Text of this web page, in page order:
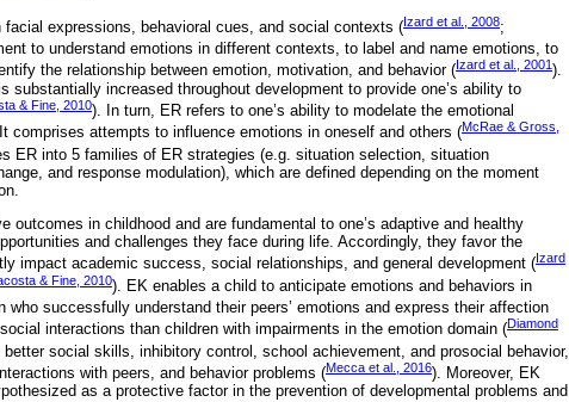
expressions, behavioral cues, and social contexts (Izard et al., 2008;
to understand emotions in different contexts, to label and name emotions, to
the relationship between emotion, motivation, and behavior ( Izard et al., 2001 ).
substantially increased throughout development to provide one’s ability to
& Fine, 2010). In turn, ER refers to one’s ability to modelate the emotional
comprises attempts to influence emotions in oneself and others (McRae & Gross,
ER into 5 families of ER strategies (e.g. situation selection, situation
and response modulation), which are defined depending on the moment
in childhood and are fundamental to one’s adaptive and healthy
and challenges they face during life. Accordingly, they favor the
impact academic success, social relationships, and general development (Izard
& Fine, 2010). EK enables a child to anticipate emotions and behaviors in
who successfully understand their peers’ emotions and express their affection
interactions than children with impairments in the emotion domain (Diamond
social skills, inhibitory control, school achievement, and prosocial behavior,
with peers, and behavior problems (Mecca et al., 2016). Moreover, EK
as a protective factor in the prevention of developmental problems and